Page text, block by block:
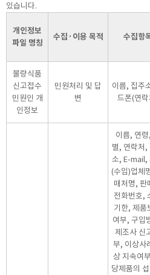
있습니다.
개인정보
파일 명칭
수집·이용 목적 수집항
불량식품
신고접수
민원인 개
인정보
민원처리 및 답
변
이름, 집주
드폰(연
이름, 연
별, 연락처,
소, E-mail,
(수입)업체
매처명, 판
전화번호,
기한, 제품
여부, 구입
제조사 신
부, 이상사
상 지속여
당제품의